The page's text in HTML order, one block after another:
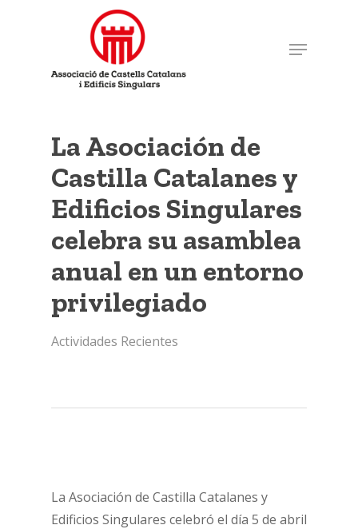
Menu
La Asociación de
Castilla Catalanes y
Edificios Singulares
celebra su asamblea
anual en un entorno
privilegiado
Actividades Recientes
La Asociación de Castilla Catalanes y
Edificios Singulares celebró el día 5 de abril